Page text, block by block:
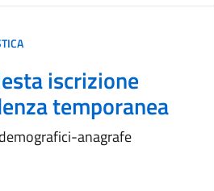
iscrizione
temporanea
anagrafe